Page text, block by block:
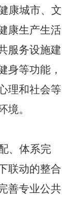
康城市、文
康生产生活
服务设施建
身等功能，
理和社会等
境。
、体系完
联动的整合
善专业公共